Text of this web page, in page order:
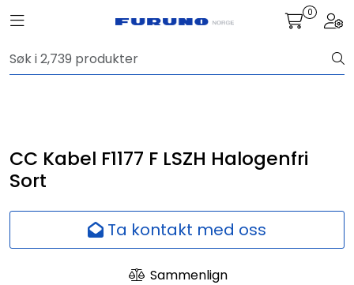
Toggle navigation 0
CC Kabel F1177 F LSZH Halogenfri
Sort
Ta kontakt med oss
Sammenlign
Navigasjon
Fiskeleting
Digitale tjenester